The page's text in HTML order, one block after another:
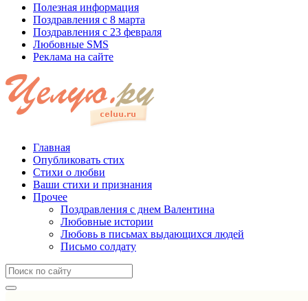
Полезная информация
Поздравления с 8 марта
Поздравления с 23 февраля
Любовные SMS
Реклама на сайте
Главная
Опубликовать стих
Стихи о любви
Ваши стихи и признания
Прочее
Поздравления с днем Валентина
Любовные истории
Любовь в письмах выдающихся людей
Письмо солдату